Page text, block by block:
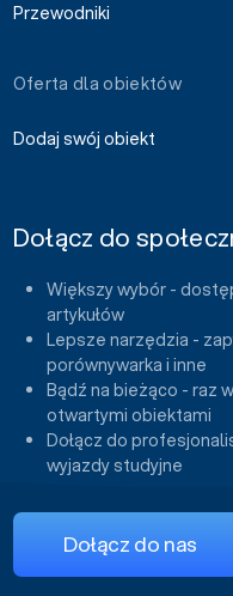
Przewodniki
Oferta dla obiektów
Dodaj swój obiekt
Dołącz do
Większy wybór -
artykułów
Lepsze narzędzia -
porównywarka i inne
Bądź na bieżąco - raz
otwartymi obiektami
Dołącz do
wyjazdy studyjne
Dołącz do nas